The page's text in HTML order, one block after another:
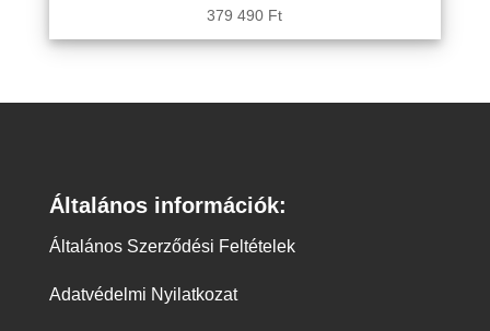
379 490 Ft
Általános információk:
Általános Szerződési Feltételek
Adatvédelmi Nyilatkozat